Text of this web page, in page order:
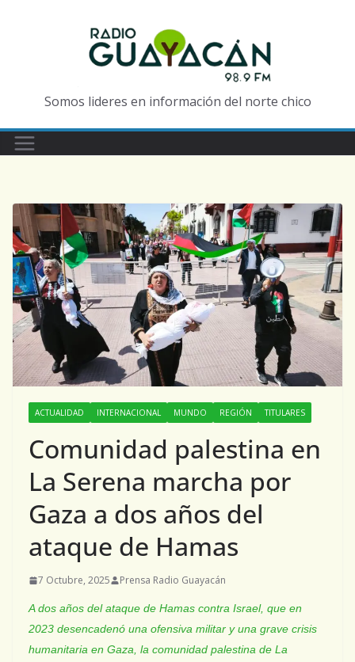
Somos lideres en información del norte chico
ACTUALIDAD INTERNACIONAL MUNDO REGIÓN TITULARES
Comunidad palestina en
La Serena marcha por
Gaza a dos años del
ataque de Hamas
7 Octubre, 2025 Prensa Radio Guayacán
A dos años del ataque de Hamas contra Israel, que en
2023 desencadenó una ofensiva militar y una grave crisis
humanitaria en Gaza, la comunidad palestina de La